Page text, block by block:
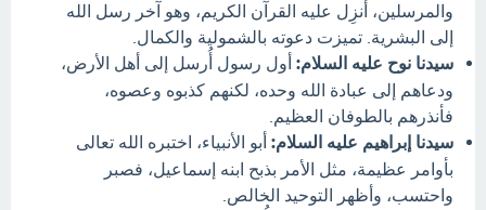
والمرسلين، أُنزِل عليه القرآن الكريم، وهو آخر رسل الله
إلى البشرية. تميزت دعوته بالشمولية والكمال.
سيدنا نوح عليه السلام: أول رسول أُرسل إلى أهل الأرض،
ودعاهم إلى عبادة الله وحده، لكنهم كذبوه وعصوه،
فأنذرهم بالطوفان العظيم.
سيدنا إبراهيم عليه السلام: أبو الأنبياء، اختبره الله تعالى
بأوامر عظيمة، مثل الأمر بذبح ابنه إسماعيل، فصبر
واحتسب، وأظهر التوحيد الخالص.